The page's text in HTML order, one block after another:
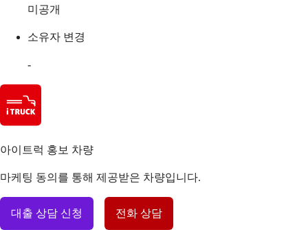
미공개
소유자 변경
-
아이트럭 홍보 차량
마케팅 동의를 통해 제공받은 차량입니다.
대출 상담 신청 전화 상담